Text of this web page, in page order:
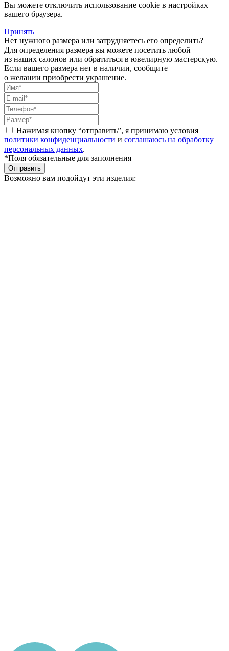
Вы можете отключить использование cookie в настройках
вашего браузера.
Принять
Нет нужного размера или затрудняетесь его определить?
Для определения размера вы можете посетить любой
из наших салонов или обратиться в ювелирную мастерскую.
Если вашего размера нет в наличии, сообщите
о желании приобрести украшение.
Нажимая кнопку “отправить”, я принимаю условия
политики конфиденциальности и соглашаюсь на обработку
персональных данных.
*Поля обязательные для заполнения
Отправить
Возможно вам подойдут эти изделия: